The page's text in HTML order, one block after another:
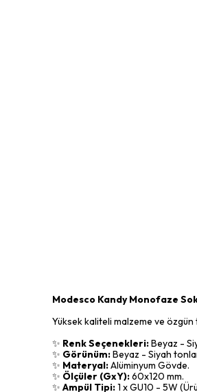
Modesco Kandy Monofaze
Yüksek kaliteli malzeme ve özgün
✨ Renk Seçenekleri:Beyaz -
✨ Görünüm:Beyaz - Siyah
✨ Materyal:Alüminyum Gövde.
✨ Ölçüler (GxY):60x120 mm.
✨ Ampül Tipi:1 x GU10 - 5W